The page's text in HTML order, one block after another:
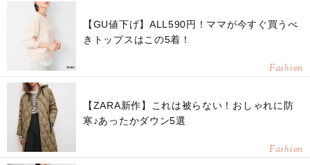
【GU値下げ】ALL590円！ママが今すぐ買うべ
きトップスはこの5着！
Fashion
【ZARA新作】これは被らない！おしゃれに防
寒♪あったかダウン5選
Fashion